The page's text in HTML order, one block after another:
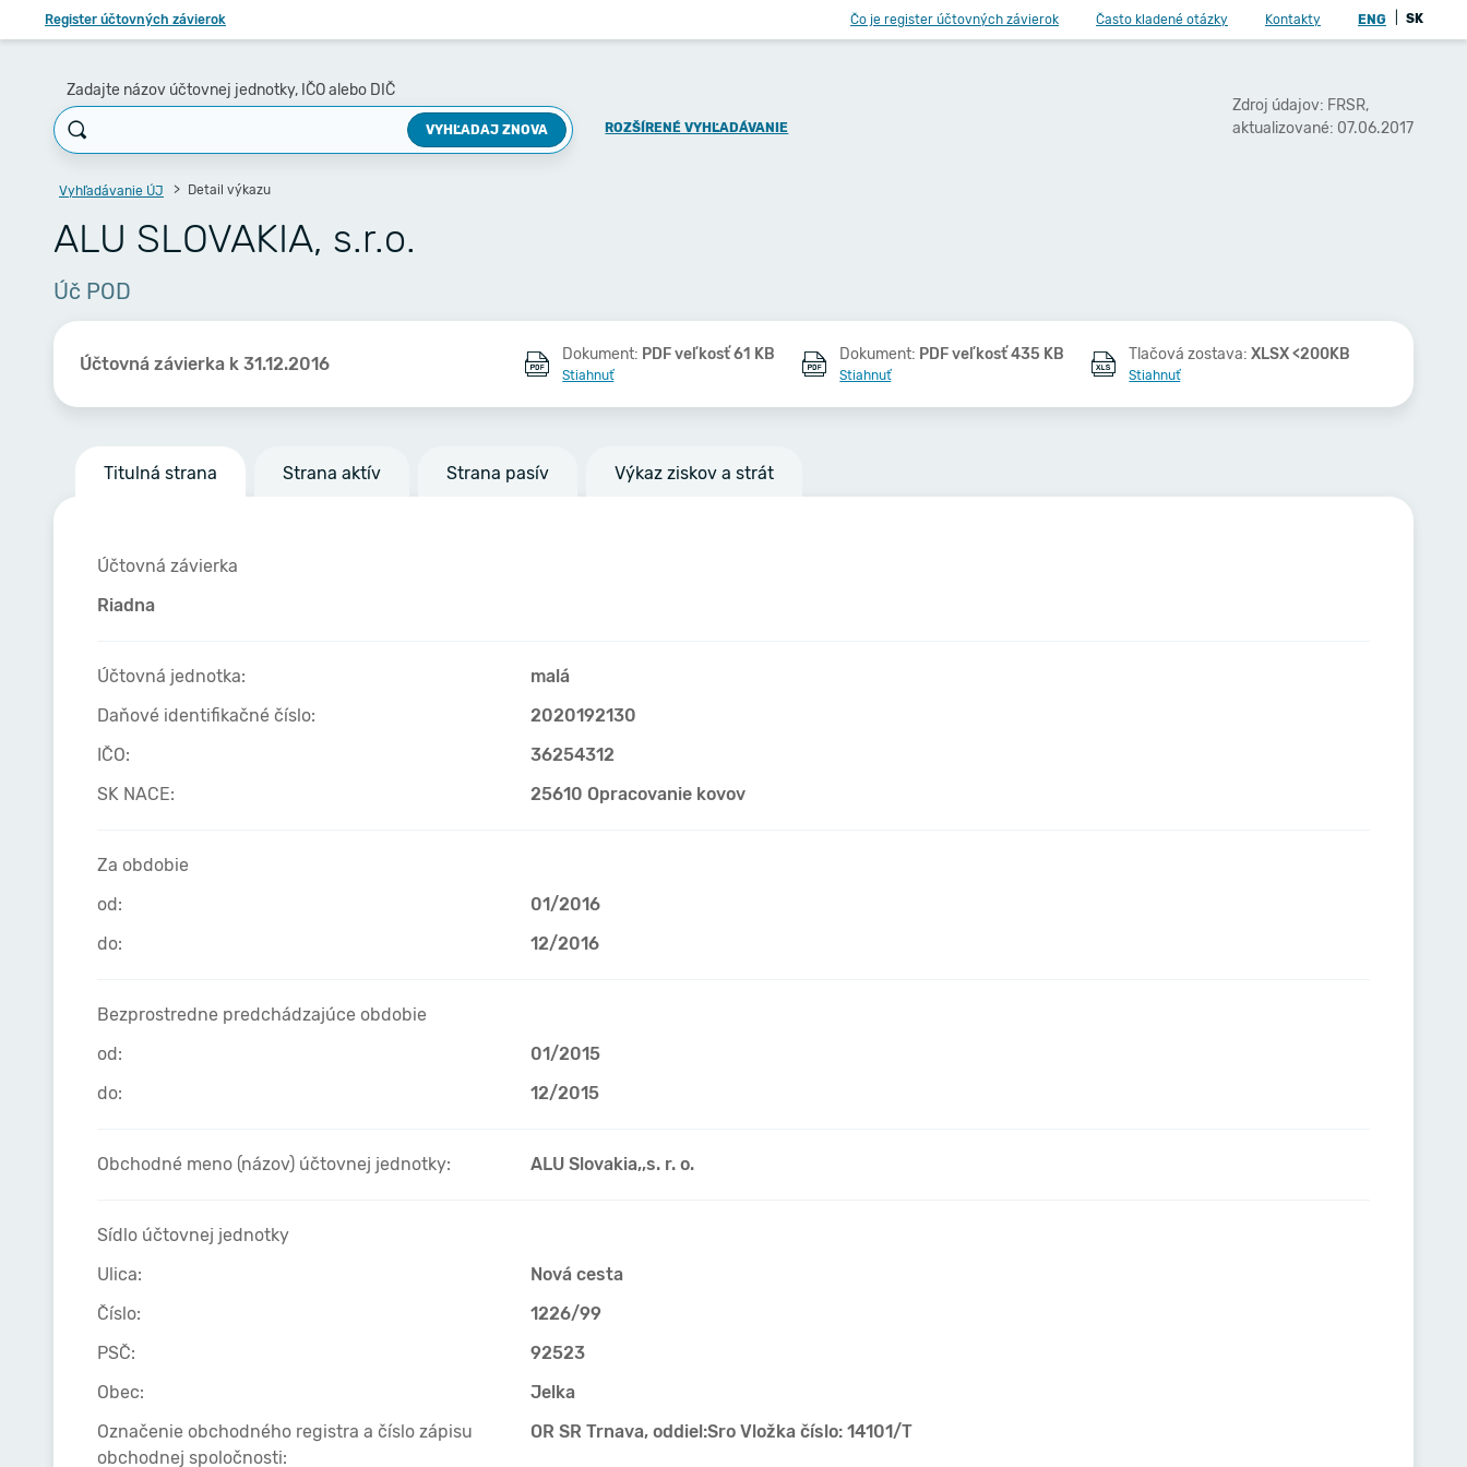
Register účtovných závierok Čo je register účtovných závierok Často kladené otázky Kontakty ENG SK
Zadajte názov účtovnej jednotky, IČO alebo DIČ
VYHĽADAJ ZNOVA ROZŠÍRENÉ VYHĽADÁVANIE
Zdroj údajov: FRSR,
aktualizované: 07.06.2017
Vyhľadávanie ÚJ Detail výkazu
ALU SLOVAKIA, s.r.o.
Úč POD
Účtovná závierka k 31.12.2016 Dokument: PDF veľkosť 61 KB
Stiahnuť
Dokument: PDF veľkosť 435 KB
Stiahnuť
Tlačová zostava:XLSX <200KB
Stiahnuť
Titulná strana Strana aktív Strana pasív Výkaz ziskov a strát
Účtovná závierka
Riadna
Účtovná jednotka:
malá
Daňové identifikačné číslo:
2020192130
IČO:
36254312
SK NACE:
25610 Opracovanie kovov
Za obdobie
od:
01/2016
do:
12/2016
Bezprostredne predchádzajúce obdobie
od:
01/2015
do:
12/2015
Obchodné meno (názov) účtovnej jednotky: ALU Slovakia,,s. r. o.
Sídlo účtovnej jednotky
Ulica:
Nová cesta
Číslo:
1226/99
PSČ:
92523
Obec:
Jelka
Označenie obchodného registra a číslo zápisu
obchodnej spoločnosti:
OR SR Trnava, oddiel:Sro Vložka číslo: 14101/T